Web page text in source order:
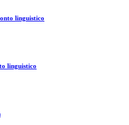
linguistico
linguistico